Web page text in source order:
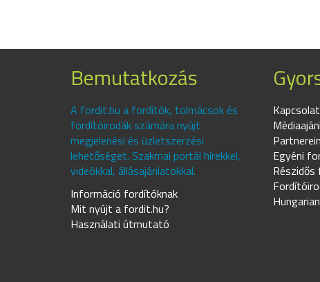
Bemutatkozás
A fordit.hu a fordítók, tolmácsok és
fordítóirodák számára nyújt
megjelenési és üzletszerzési
lehetőséget. Szakmai portál hírekkel,
videókkal, állásajánlatokkal.
Információ fordítóknak
Mit nyújt a fordit.hu?
Használati útmutató
Kapcsolat
Egyéni